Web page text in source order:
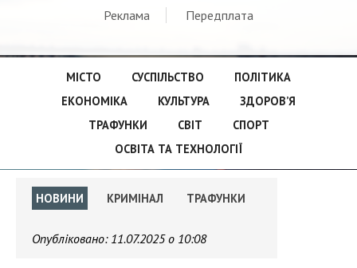
Реклама
Передплата
МІСТО СУСПІЛЬСТВО
ПОЛІТИКА
ЕКОНОМІКА
КУЛЬТУРА
ЗДОРОВ’Я
ТРАФУНКИ
СВІТ
СПОРТ
ОСВІТА ТА ТЕХНОЛОГІЇ
НОВИНИ КРИМІНАЛ ТРАФУНКИ
Опубліковано: 11.07.2025 о 10:08